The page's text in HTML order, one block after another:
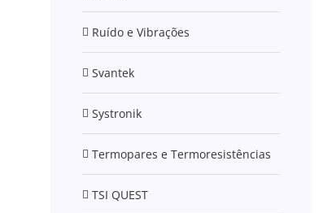
Ruído e Vibrações
Svantek
Systronik
Termopares e Termoresistências
TSI QUEST